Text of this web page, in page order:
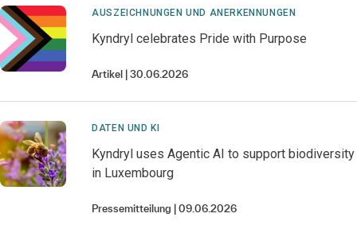
AUSZEICHNUNGEN UND ANERKENNUNGEN
Kyndryl celebrates Pride with Purpose
Artikel 30.06.2026
DATEN UND KI
Kyndryl uses Agentic AI to support biodiversity
in Luxembourg
Pressemitteilung 09.06.2026